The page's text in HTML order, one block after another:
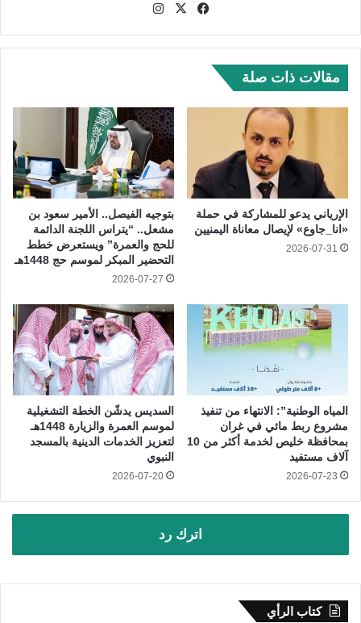
في
وك
‫X
ام
مقالات ذات صلة
الإرياني يدعو للمشاركة في حملة
«انا_جاوع» لإيصال معاناة اليمنيين
2026-07-31
بتوجيه الفيصل.. الأمير سعود بن
مشعل.. “يتراس اللجنة الدائمة
للحج والعمرة” ويستعرض خطط
التحضير المبكر لموسم حج 1448هـ
2026-07-27
المياه الوطنية”: الانتهاء من تنفيذ
مشروع ربط مائي في غران
بمحافظة خليص لخدمة أكثر من 10
آلاف مستفيد
2026-07-23
السديس يدشّن الخطة التشغيلية
لموسم العمرة والزيارة 1448هـ
لتعزيز الخدمات الدينية بالمسجد
النبوي
2026-07-20
اترك رد
كتاب الرأي